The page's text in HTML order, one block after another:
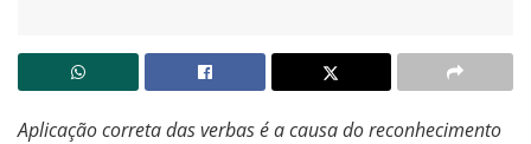
Aplicação correta das verbas é a causa do reconhecimento